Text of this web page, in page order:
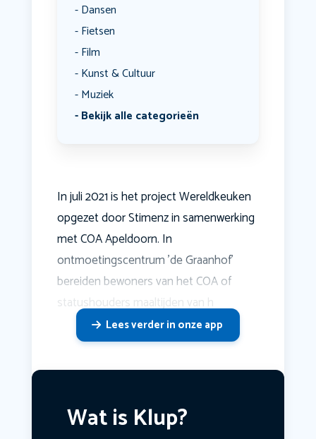
Dansen
Fietsen
Film
Kunst & Cultuur
Muziek
Bekijk alle categorieën
In juli 2021 is het project Wereldkeuken
opgezet door Stimenz in samenwerking
met COA Apeldoorn. In
ontmoetingscentrum 'de Graanhof'
bereiden bewoners van het COA of
statushouders maaltijden van h
Lees verder in onze app
Wat is Klup?